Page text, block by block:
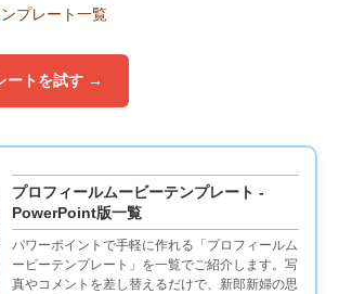
プレート一覧
ートを試す →
プロフィールムービーテンプレート -
PowerPoint版一覧
パワーポイントで手軽に作れる「プロフィールム
ービーテンプレート」を一覧でご紹介します。写
真やコメントを差し替えるだけで、新郎新婦の思